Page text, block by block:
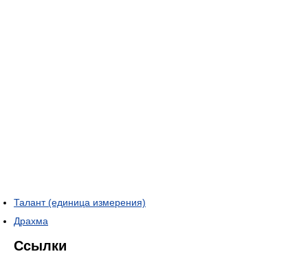
Талант (единица измерения)
Драхма
Ссылки